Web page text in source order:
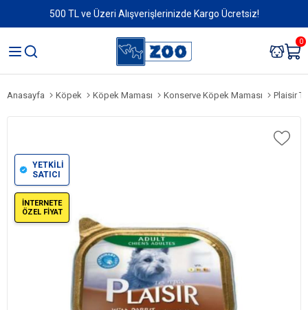
500 TL ve Üzeri Alışverişlerinizde Kargo Ücretsiz!
0
Anasayfa Köpek Köpek Maması Konserve Köpek Maması Plaisir
YETKİLİ
SATICI
İNTERNETE
ÖZEL FİYAT